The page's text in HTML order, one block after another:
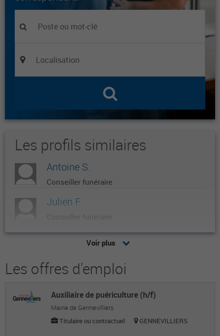
Les profils similaires
Antoine S.
Conseiller funéraire
Julien F.
Conseiller funéraire
Emmanuel G.
B T.
Quentin V.
Conseiller funéraire
Voir plus
Les offres d'emploi
Auxiliaire de puériculture (h/f)
Mairie de Gennevilliers
Titulaire ou contractuel
GENNEVILLIERS